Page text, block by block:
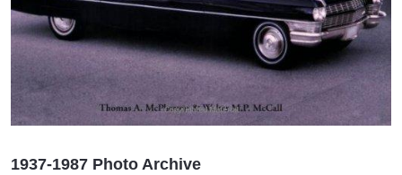
1937-1987 Photo Archive